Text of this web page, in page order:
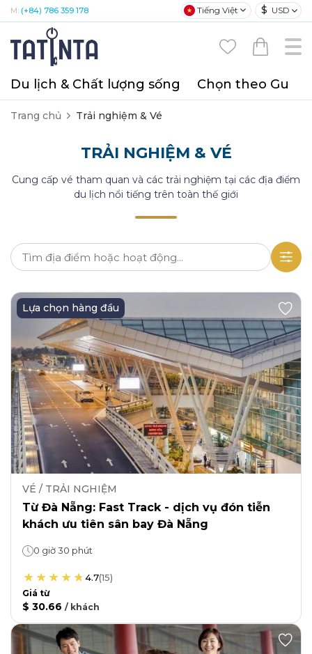
M: (+84) 786 359 178 Tiếng Việt $ USD
Du lịch & Chất lượng sống Chọn theo Gu
Trang chủ Trải nghiệm & Vé
TRẢI NGHIỆM & VÉ
Cung cấp vé tham quan và các trải nghiệm tại các địa điểm
du lịch nổi tiếng trên toàn thế giới
Lựa chọn hàng đầu
VÉ / TRẢI NGHIỆM
Từ Đà Nẵng: Fast Track - dịch vụ đón tiễn
khách ưu tiên sân bay Đà Nẵng
0 giờ 30 phút
4.7(15)
Giá từ
$ 30.66 / khách